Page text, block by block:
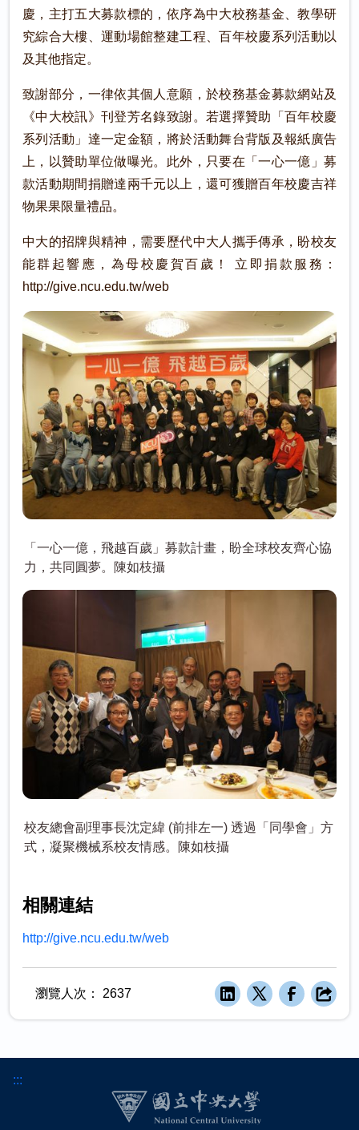
慶，主打五大募款標的，依序為中大校務基金、教學研
究綜合大樓、運動場館整建工程、百年校慶系列活動以
及其他指定。
致謝部分，一律依其個人意願，於校務基金募款網站及
《中大校訊》刊登芳名錄致謝。若選擇贊助「百年校慶
系列活動」達一定金額，將於活動舞台背版及報紙廣告
上，以贊助單位做曝光。此外，只要在「一心一億」募
款活動期間捐贈達兩千元以上，還可獲贈百年校慶吉祥
物果果限量禮品。
中大的招牌與精神，需要歷代中大人攜手傳承，盼校友
能群起響應，為母校慶賀百歲！ 立即捐款服務：
http://give.ncu.edu.tw/web
「一心一億，飛越百歲」募款計畫，盼全球校友齊心協
力，共同圓夢。陳如枝攝
校友總會副理事長沈定緯 (前排左一) 透過「同學會」方
式，凝聚機械系校友情感。陳如枝攝
相關連結
http://give.ncu.edu.tw/web
瀏覽人次： 2637
:::